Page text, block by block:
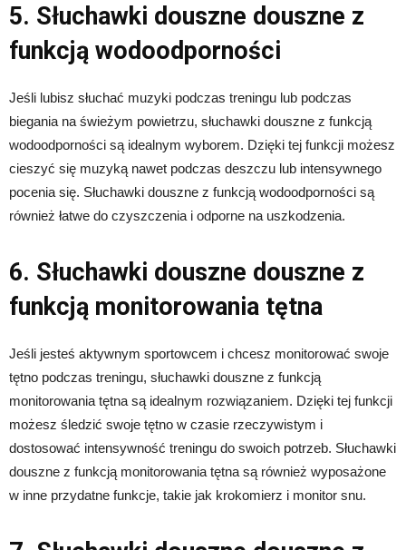
5. Słuchawki douszne douszne z
funkcją wodoodporności
Jeśli lubisz słuchać muzyki podczas treningu lub podczas
biegania na świeżym powietrzu, słuchawki douszne z funkcją
wodoodporności są idealnym wyborem. Dzięki tej funkcji możesz
cieszyć się muzyką nawet podczas deszczu lub intensywnego
pocenia się. Słuchawki douszne z funkcją wodoodporności są
również łatwe do czyszczenia i odporne na uszkodzenia.
6. Słuchawki douszne douszne z
funkcją monitorowania tętna
Jeśli jesteś aktywnym sportowcem i chcesz monitorować swoje
tętno podczas treningu, słuchawki douszne z funkcją
monitorowania tętna są idealnym rozwiązaniem. Dzięki tej funkcji
możesz śledzić swoje tętno w czasie rzeczywistym i
dostosować intensywność treningu do swoich potrzeb. Słuchawki
douszne z funkcją monitorowania tętna są również wyposażone
w inne przydatne funkcje, takie jak krokomierz i monitor snu.